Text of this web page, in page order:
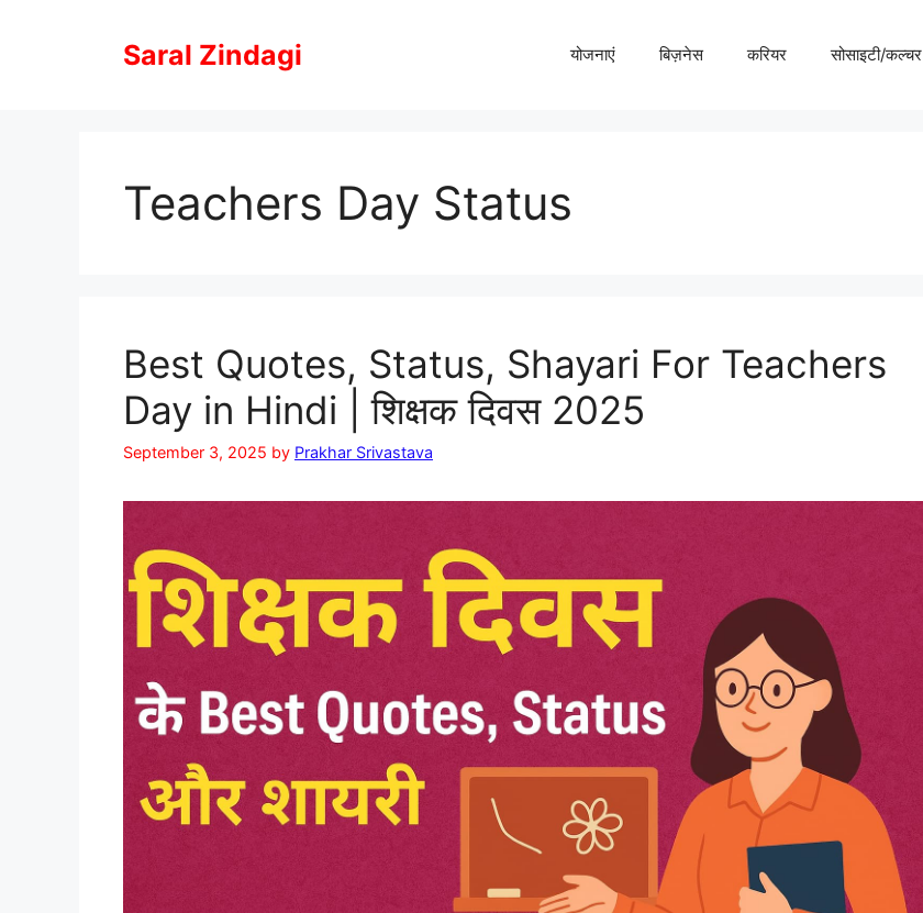
Saral Zindagi योजनाएं बिज़नेस करियर सोसाइटी/कल्चर
Teachers Day Status
Best Quotes, Status, Shayari For Teachers
Day in Hindi | शिक्षक दिवस 2025
September 3, 2025 by Prakhar Srivastava